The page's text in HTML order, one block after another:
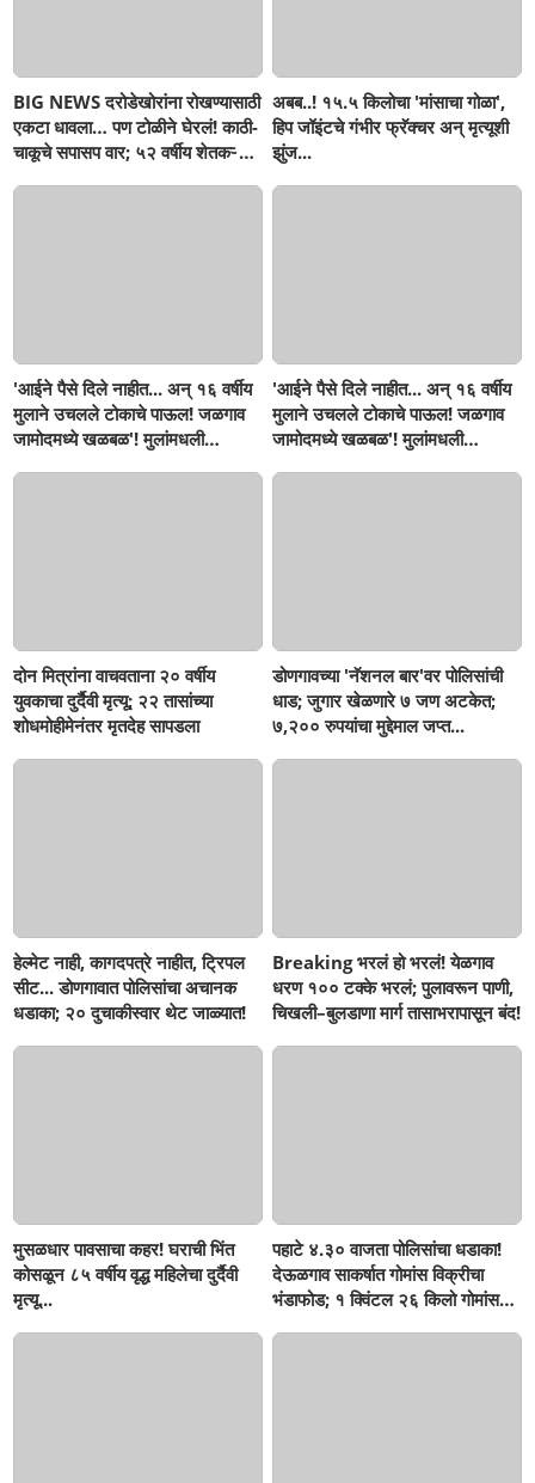
BIG NEWS दरोडेखोरांना रोखण्यासाठी
एकटा धावला… पण टोळीने घेरलं! काठी-
चाकूचे सपासप वार; ५२ वर्षीय शेतकऱ्याचा
अबब..! १५.५ किलोचा 'मांसाचा गोळा',
हिप जॉइंटचे गंभीर फ्रॅक्चर अन् मृत्यूशी
झुंज...
'आईने पैसे दिले नाहीत... अन् १६ वर्षीय
मुलाने उचलले टोकाचे पाऊल! जळगाव
जामोदमध्ये खळबळ'! मुलांमधली
'आईने पैसे दिले नाहीत... अन् १६ वर्षीय
मुलाने उचलले टोकाचे पाऊल! जळगाव
जामोदमध्ये खळबळ'! मुलांमधली
दोन मित्रांना वाचवताना २० वर्षीय
युवकाचा दुर्दैवी मृत्यू; २२ तासांच्या
शोधमोहीमेनंतर मृतदेह सापडला
डोणगावच्या 'नॅशनल बार'वर पोलिसांची
धाड; जुगार खेळणारे ७ जण अटकेत;
७,२०० रुपयांचा मुद्देमाल जप्त...
हेल्मेट नाही, कागदपत्रे नाहीत, ट्रिपल
सीट... डोणगावात पोलिसांचा अचानक
धडाका; २० दुचाकीस्वार थेट जाळ्यात!
Breaking भरलं हो भरलं! येळगाव
धरण १०० टक्के भरलं; पुलावरून पाणी,
चिखली–बुलडाणा मार्ग तासाभरापासून बंद!
मुसळधार पावसाचा कहर! घराची भिंत
कोसळून ८५ वर्षीय वृद्ध महिलेचा दुर्दैवी
मृत्यू...
पहाटे ४.३० वाजता पोलिसांचा धडाका!
देऊळगाव साकर्षात गोमांस विक्रीचा
भंडाफोड; १ क्विंटल २६ किलो गोमांस